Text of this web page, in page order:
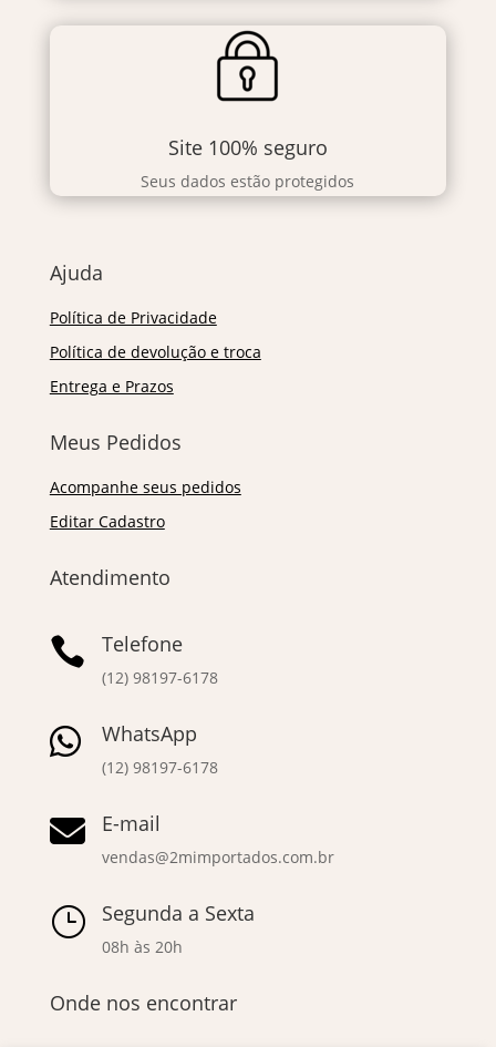
Site 100% seguro
Seus dados estão protegidos
Ajuda
Política de Privacidade
Política de devolução e troca
Entrega e Prazos
Meus Pedidos
Acompanhe seus pedidos
Editar Cadastro
Atendimento
 Telefone
(12) 98197-6178
 WhatsApp
(12) 98197-6178
 E-mail
vendas@2mimportados.com.br
} Segunda a Sexta
08h às 20h
Onde nos encontrar